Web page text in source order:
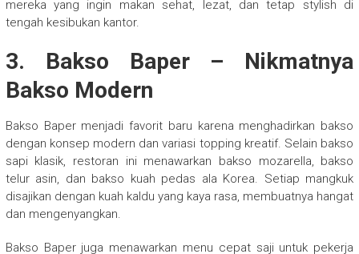
mereka yang ingin makan sehat, lezat, dan tetap stylish di
tengah kesibukan kantor.
3. Bakso Baper – Nikmatnya
Bakso Modern
Bakso Baper menjadi favorit baru karena menghadirkan bakso
dengan konsep modern dan variasi topping kreatif. Selain bakso
sapi klasik, restoran ini menawarkan bakso mozarella, bakso
telur asin, dan bakso kuah pedas ala Korea. Setiap mangkuk
disajikan dengan kuah kaldu yang kaya rasa, membuatnya hangat
dan mengenyangkan.
Bakso Baper juga menawarkan menu cepat saji untuk pekerja